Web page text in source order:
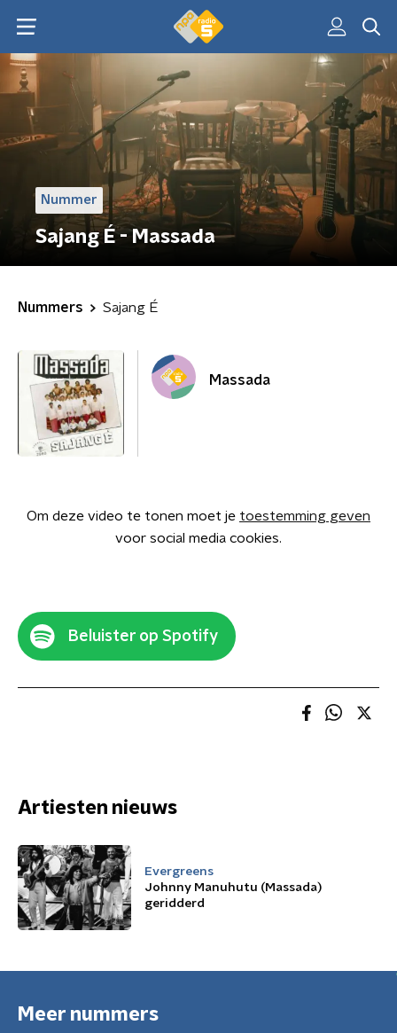
Nummer
Sajang É - Massada
Nummers Sajang É
Massada
Om deze video te tonen moet je toestemming geven
voor social media cookies.
Beluister op Spotify
Artiesten nieuws
Evergreens
Johnny Manuhutu (Massada)
geridderd
Meer nummers